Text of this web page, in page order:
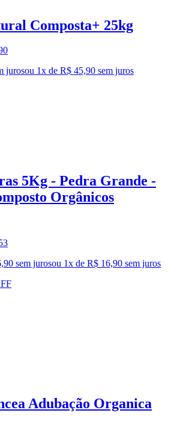
Composta+ 25kg
jurosou 1x de R$ 45,90 sem juros
5Kg - Pedra Grande -
Orgânicos
sem jurosou 1x de R$ 16,90 sem juros
Adubação Organica